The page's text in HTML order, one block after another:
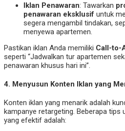
Iklan Penawaran: Tawarkan
penawaran eksklusif untuk
segera mengambil tindakan,
menyewa apartemen.
Pastikan iklan Anda memiliki Call-to-
seperti “Jadwalkan tur apartemen
penawaran khusus hari ini”.
4. Menyusun Konten Iklan yang
Konten iklan yang menarik adalah
kampanye retargeting. Beberapa tips
yang efektif adalah: